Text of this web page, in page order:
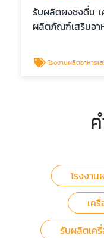
รับผลิตผงชงดื่ม
ผลิตภัณฑ์เสริมอา
โรงงานผลิตอาหารเ
โรงงา
เค
รับผลิตเค